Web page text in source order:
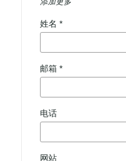
添加更多
姓名 *
邮箱 *
电话
网站